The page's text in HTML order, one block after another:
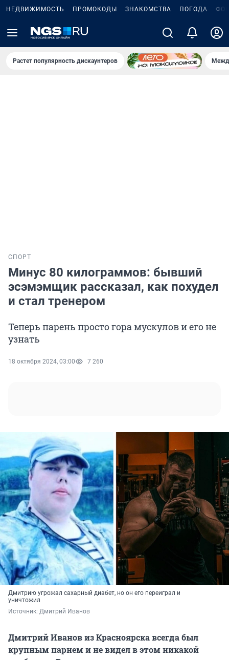
НЕДВИЖИМОСТЬ ПРОМОКОДЫ ЗНАКОМСТВА ПОГОДА
Растет популярность дискаунтеров
СПОРТ
Минус 80 килограммов: бывший
эсэмэмщик рассказал, как похудел
и стал тренером
Теперь парень просто гора мускулов и его не
узнать
18 октября 2024, 03:00 7 260
Дмитрию угрожал сахарный диабет, но он его переиграл и
уничтожил
Источник: Дмитрий Иванов
Дмитрий Иванов из Красноярска всегда был
крупным парнем и не видел в этом никакой